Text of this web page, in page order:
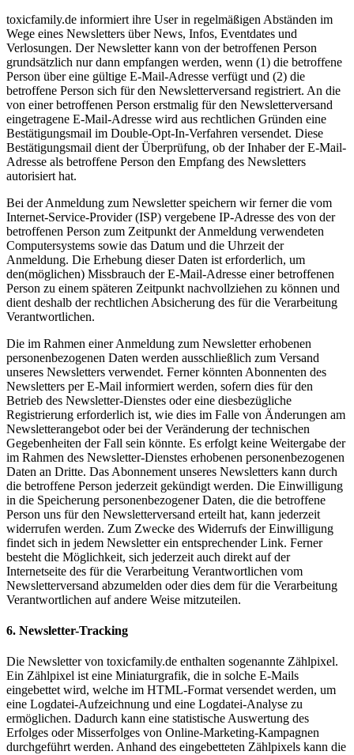
toxicfamily.de informiert ihre User in regelmäßigen Abständen im
Wege eines Newsletters über News, Infos, Eventdates und
Verlosungen. Der Newsletter kann von der betroffenen Person
grundsätzlich nur dann empfangen werden, wenn (1) die betroffene
Person über eine gültige E-Mail-Adresse verfügt und (2) die
betroffene Person sich für den Newsletterversand registriert. An die
von einer betroffenen Person erstmalig für den Newsletterversand
eingetragene E-Mail-Adresse wird aus rechtlichen Gründen eine
Bestätigungsmail im Double-Opt-In-Verfahren versendet. Diese
Bestätigungsmail dient der Überprüfung, ob der Inhaber der E-Mail-
Adresse als betroffene Person den Empfang des Newsletters
autorisiert hat.
Bei der Anmeldung zum Newsletter speichern wir ferner die vom
Internet-Service-Provider (ISP) vergebene IP-Adresse des von der
betroffenen Person zum Zeitpunkt der Anmeldung verwendeten
Computersystems sowie das Datum und die Uhrzeit der
Anmeldung. Die Erhebung dieser Daten ist erforderlich, um
den(möglichen) Missbrauch der E-Mail-Adresse einer betroffenen
Person zu einem späteren Zeitpunkt nachvollziehen zu können und
dient deshalb der rechtlichen Absicherung des für die Verarbeitung
Verantwortlichen.
Die im Rahmen einer Anmeldung zum Newsletter erhobenen
personenbezogenen Daten werden ausschließlich zum Versand
unseres Newsletters verwendet. Ferner könnten Abonnenten des
Newsletters per E-Mail informiert werden, sofern dies für den
Betrieb des Newsletter-Dienstes oder eine diesbezügliche
Registrierung erforderlich ist, wie dies im Falle von Änderungen am
Newsletterangebot oder bei der Veränderung der technischen
Gegebenheiten der Fall sein könnte. Es erfolgt keine Weitergabe der
im Rahmen des Newsletter-Dienstes erhobenen personenbezogenen
Daten an Dritte. Das Abonnement unseres Newsletters kann durch
die betroffene Person jederzeit gekündigt werden. Die Einwilligung
in die Speicherung personenbezogener Daten, die die betroffene
Person uns für den Newsletterversand erteilt hat, kann jederzeit
widerrufen werden. Zum Zwecke des Widerrufs der Einwilligung
findet sich in jedem Newsletter ein entsprechender Link. Ferner
besteht die Möglichkeit, sich jederzeit auch direkt auf der
Internetseite des für die Verarbeitung Verantwortlichen vom
Newsletterversand abzumelden oder dies dem für die Verarbeitung
Verantwortlichen auf andere Weise mitzuteilen.
6. Newsletter-Tracking
Die Newsletter von toxicfamily.de enthalten sogenannte Zählpixel.
Ein Zählpixel ist eine Miniaturgrafik, die in solche E-Mails
eingebettet wird, welche im HTML-Format versendet werden, um
eine Logdatei-Aufzeichnung und eine Logdatei-Analyse zu
ermöglichen. Dadurch kann eine statistische Auswertung des
Erfolges oder Misserfolges von Online-Marketing-Kampagnen
durchgeführt werden. Anhand des eingebetteten Zählpixels kann die